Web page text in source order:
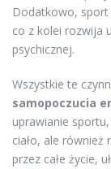
Dodatkowo,
co z kolei rozwija
psychicznej.
Wszystkie te
samopoczucia
uprawianie
ciało, ale
przez całe życie,